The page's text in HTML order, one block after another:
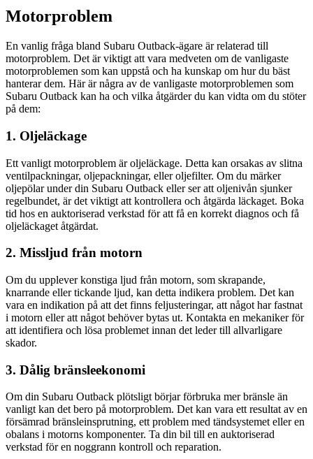
Motorproblem
En vanlig fråga bland Subaru Outback-ägare är relaterad till
motorproblem. Det är viktigt att vara medveten om de vanligaste
motorproblemen som kan uppstå och ha kunskap om hur du bäst
hanterar dem. Här är några av de vanligaste motorproblemen som
Subaru Outback kan ha och vilka åtgärder du kan vidta om du stöter
på dem:
1. Oljeläckage
Ett vanligt motorproblem är oljeläckage. Detta kan orsakas av slitna
ventilpackningar, oljepackningar, eller oljefilter. Om du märker
oljepölar under din Subaru Outback eller ser att oljenivån sjunker
regelbundet, är det viktigt att kontrollera och åtgärda läckaget. Boka
tid hos en auktoriserad verkstad för att få en korrekt diagnos och få
oljeläckaget åtgärdat.
2. Missljud från motorn
Om du upplever konstiga ljud från motorn, som skrapande,
knarrande eller tickande ljud, kan detta indikera problem. Det kan
vara en indikation på att det finns feljusteringar, att något har fastnat
i motorn eller att något behöver bytas ut. Kontakta en mekaniker för
att identifiera och lösa problemet innan det leder till allvarligare
skador.
3. Dålig bränsleekonomi
Om din Subaru Outback plötsligt börjar förbruka mer bränsle än
vanligt kan det bero på motorproblem. Det kan vara ett resultat av en
försämrad bränsleinsprutning, ett problem med tändsystemet eller en
obalans i motorns komponenter. Ta din bil till en auktoriserad
verkstad för en noggrann kontroll och reparation.